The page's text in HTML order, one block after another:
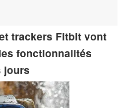
trackers Fitbit vont
fonctionnalités
jours